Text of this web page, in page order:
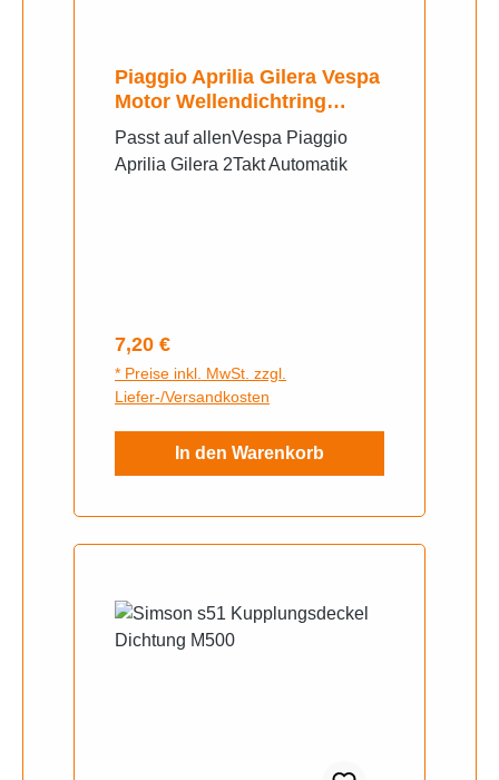
Piaggio Aprilia Gilera Vespa
Motor Wellendichtring
Dichtung Kurbelwelle
18x28x7
Passt auf allenVespa Piaggio
Aprilia Gilera 2Takt Automatik
Regulärer Preis:
7,20 €
* Preise inkl. MwSt. zzgl.
Liefer-/Versandkosten
In den Warenkorb